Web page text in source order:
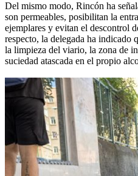
Del mismo modo, Rincón ha
son permeables, posibilitan la
ejemplares y evitan el descontrol
respecto, la delegada ha indicado
la limpieza del viario, la zona de
suciedad atascada en el propio